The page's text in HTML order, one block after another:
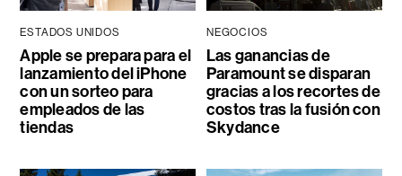
ESTADOS UNIDOS
Apple se prepara para el
lanzamiento del iPhone
con un sorteo para
empleados de las
tiendas
NEGOCIOS
Las ganancias de
Paramount se disparan
gracias a los recortes de
costos tras la fusión con
Skydance